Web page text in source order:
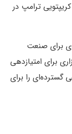
ترامپ در
برای صنعت
برای امتیازدهی
را برای